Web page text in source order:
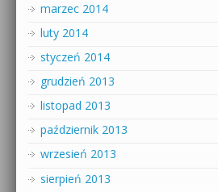
marzec 2014
luty 2014
styczeń 2014
grudzień 2013
listopad 2013
październik 2013
wrzesień 2013
sierpień 2013